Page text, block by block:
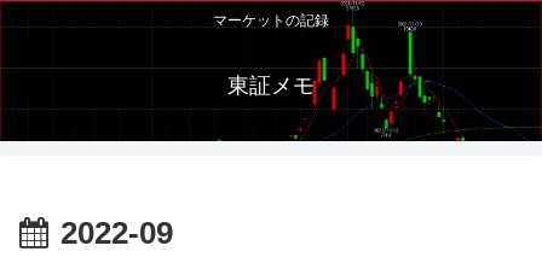
マーケットの記録
東証メモ
2022-09